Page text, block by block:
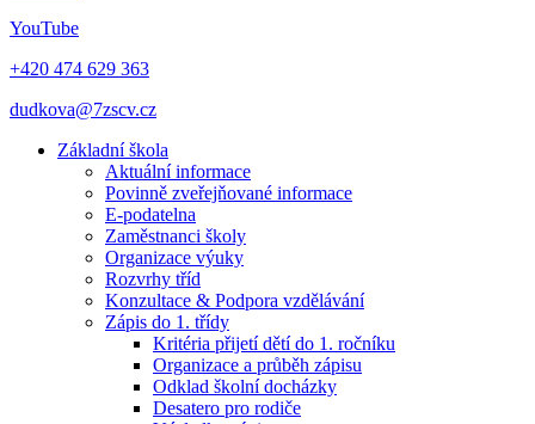
YouTube
+420 474 629 363
dudkova@7zscv.cz
Základní škola
Aktuální informace
Povinně zveřejňované informace
E-podatelna
Zaměstnanci školy
Organizace výuky
Rozvrhy tříd
Konzultace & Podpora vzdělávání
Zápis do 1. třídy
Kritéria přijetí dětí do 1. ročníku
Organizace a průběh zápisu
Odklad školní docházky
Desatero pro rodiče